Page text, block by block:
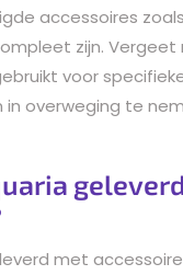
accessoires
zijn.
voor
overweging te
met